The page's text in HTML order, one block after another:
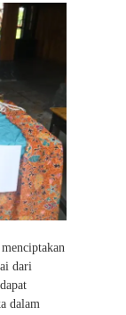
dari
dalam